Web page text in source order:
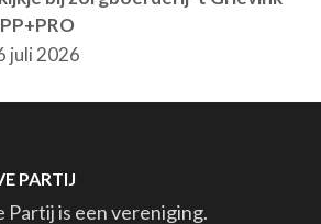
juli 2026
PARTIJ
Partij is een vereniging.